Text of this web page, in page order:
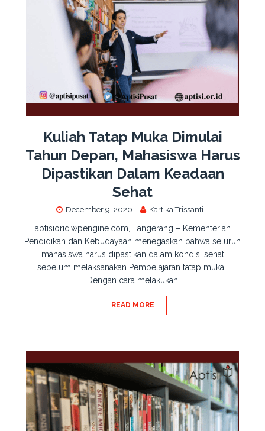
Kuliah Tatap Muka Dimulai
Tahun Depan, Mahasiswa Harus
Dipastikan Dalam Keadaan
Sehat
December 9, 2020 Kartika Trissanti
aptisiorid.wpengine.com, Tangerang – Kementerian
Pendidikan dan Kebudayaan menegaskan bahwa seluruh
mahasiswa harus dipastikan dalam kondisi sehat
sebelum melaksanakan Pembelajaran tatap muka .
Dengan cara melakukan
READ MORE